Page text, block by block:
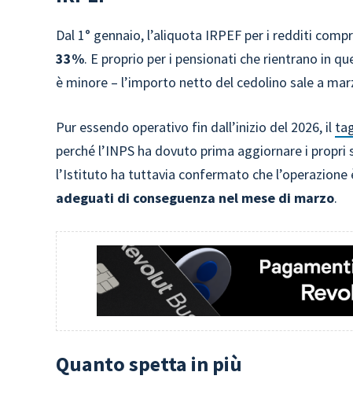
Dal 1° gennaio, l’aliquota IRPEF per i redditi
33%. E proprio per i pensionati che rientrano in
è minore – l’importo netto del cedolino sale a
Pur essendo operativo fin dall’inizio del 2026, il
perché l’INPS ha dovuto prima aggiornare i
l’Istituto ha tuttavia confermato che
adeguati di conseguenza nel mese di marzo.
Quanto spetta in più